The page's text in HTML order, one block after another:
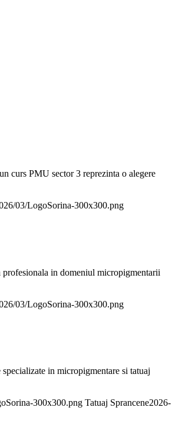
curs PMU sector 3 reprezinta o alegere
03/LogoSorina-300x300.png
profesionala in domeniul micropigmentarii
03/LogoSorina-300x300.png
in micropigmentare si tatuaj
300x300.png Tatuaj Sprancene2026-